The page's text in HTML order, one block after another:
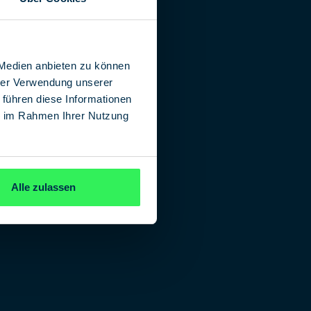
anbieten zu können
Verwendung unserer
diese Informationen
Rahmen Ihrer Nutzung
Alle zulassen